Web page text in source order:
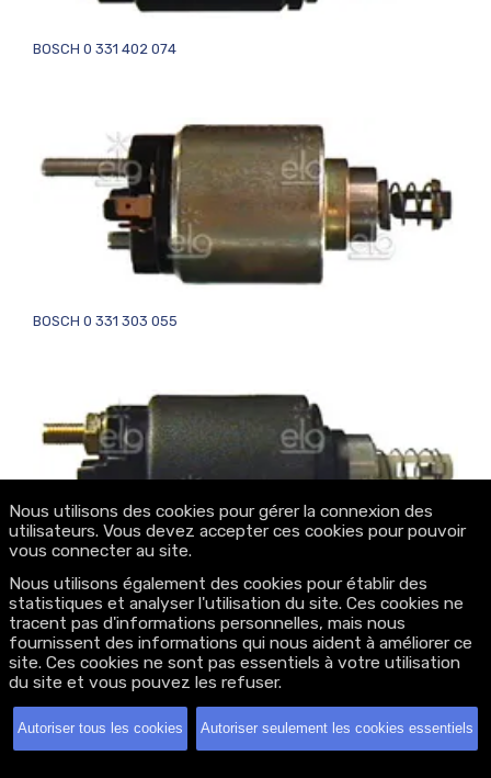
BOSCH 0 331 402 074
BOSCH 0 331 303 055
BOSCH 0 331 402 200
Nous utilisons des cookies pour gérer la connexion des
utilisateurs. Vous devez accepter ces cookies pour pouvoir
vous connecter au site.
Nous utilisons également des cookies pour établir des
statistiques et analyser l'utilisation du site. Ces cookies ne
tracent pas d'informations personnelles, mais nous
fournissent des informations qui nous aident à améliorer ce
site. Ces cookies ne sont pas essentiels à votre utilisation
du site et vous pouvez les refuser.
Autoriser tous les cookies Autoriser seulement les cookies essentiels